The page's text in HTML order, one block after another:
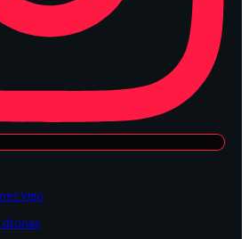
Vigo
drones